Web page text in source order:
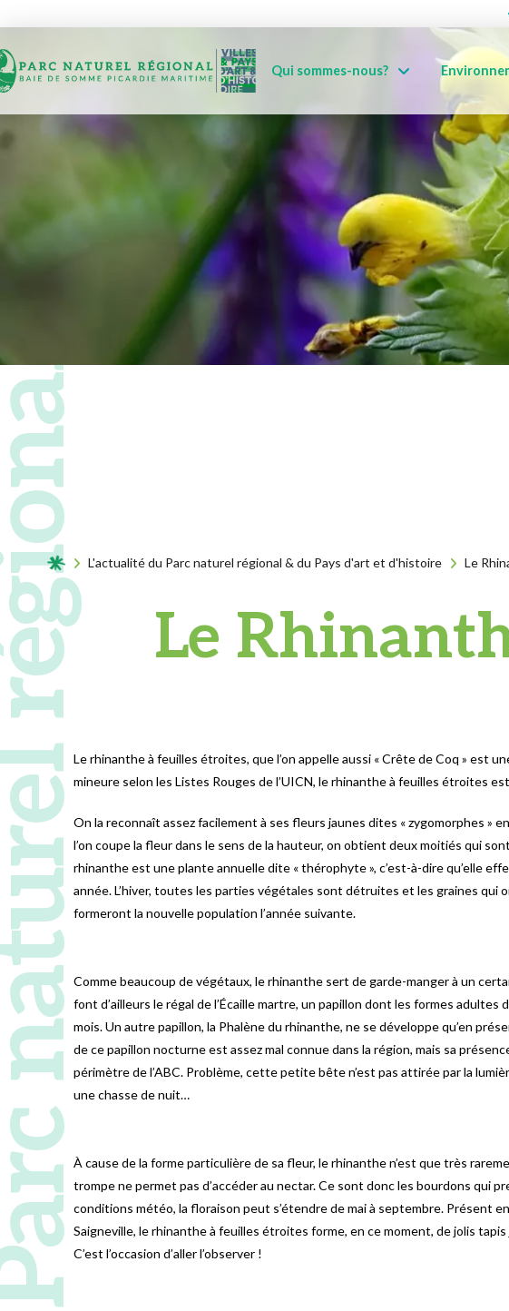
Qui sommes-nous?
Acceuil L'actualité du Parc naturel régional & du Pays d'art et d'histoire Le
Le
Le rhinanthe à feuilles étroites, que l’on appelle aussi « Crête de Coq » est
mineure selon les Listes Rouges de l’UICN, le rhinanthe à feuilles étroites
On la reconnaît assez facilement à ses fleurs jaunes dites « zygomorphes »
l’on coupe la fleur dans le sens de la hauteur, on obtient deux moitiés qui
rhinanthe est une plante annuelle dite « thérophyte », c’est-à-dire qu’elle
année. L’hiver, toutes les parties végétales sont détruites et les graines qui
formeront la nouvelle population l’année suivante.
Comme beaucoup de végétaux, le rhinanthe sert de garde-manger à un
font d’ailleurs le régal de l’Écaille martre, un papillon dont les formes adultes
mois. Un autre papillon, la Phalène du rhinanthe, ne se développe qu’en
de ce papillon nocturne est assez mal connue dans la région, mais sa
périmètre de l’ABC. Problème, cette petite bête n’est pas attirée par la
une chasse de nuit…
À cause de la forme particulière de sa fleur, le rhinanthe n’est que très
trompe ne permet pas d’accéder au nectar. Ce sont donc les bourdons qui
conditions météo, la floraison peut s’étendre de mai à septembre. Présent
Saigneville, le rhinanthe à feuilles étroites forme, en ce moment, de jolis tapis
C’est l’occasion d’aller l’observer !